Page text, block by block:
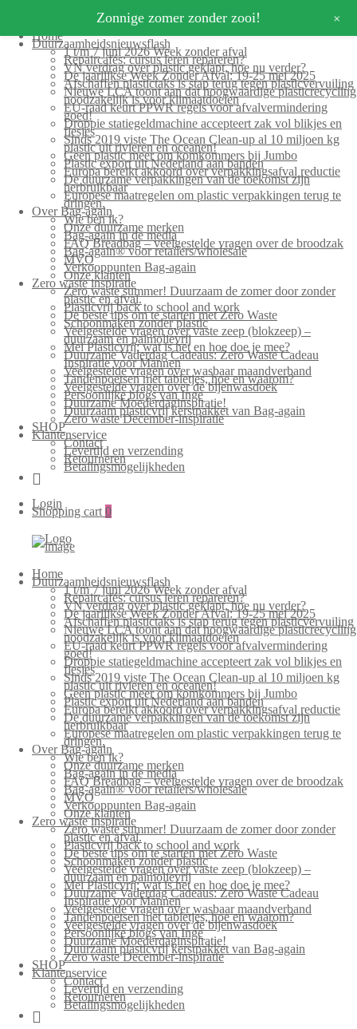
Home
Duurzaamheidsnieuwsflash
1 t/m 7 juni 2026 Week zonder afval
Repaircafés: cursus leren repareren?
VN verdrag over plastic geklapt, hoe nu verder?
De jaarlijkse Week Zonder Afval: 19-25 mei 2025
Afschaffen plastictaks is stap terug tegen plasticvervuiling
Nieuwe LCA toont aan dat hoogwaardige plasticrecycling
noodzakelijk is voor klimaatdoelen
EU-raad keurt PPWR regels voor afvalvermindering
goed!
Droppie statiegeldmachine accepteert zak vol blikjes en
flesjes
Sinds 2019 viste The Ocean Clean-up al 10 miljoen kg
plastic uit rivieren en oceanen!
Geen plastic meer om komkommers bij Jumbo
Plastic export uit Nederland aan banden
Europa bereikt akkoord over verpakkingsafval reductie
De duurzame verpakkingen van de toekomst zijn
herbruikbaar
Europese maatregelen om plastic verpakkingen terug te
dringen.
Over Bag-again
Wie ben ik?
Onze duurzame merken
Bag-again in de media
FAQ Breadbag – veelgestelde vragen over de broodzak
Bag-again® voor retailers/wholesale
MVO
Verkooppunten Bag-again
Onze klanten
Zero waste inspiratie
Zero waste summer! Duurzaam de zomer door zonder
plastic en afval.
Plasticvrij back to school and work
De beste tips om te starten met Zero Waste
Schoonmaken zonder plastic
Veelgestelde vragen over vaste zeep (blokzeep) –
duurzaam en palmolievrij
Mei Plasticvrij: wat is het en hoe doe je mee?
Duurzame Vaderdag Cadeaus: Zero Waste Cadeau
Inspiratie voor Mannen
Veelgestelde vragen over wasbaar maandverband
Tandenpoetsen met tabletjes, hoe en waarom?
Veelgestelde vragen over de bijenwasdoek
Persoonlijke blogs van Inge
Duurzame Moederdaginspiratie!
Duurzaam plasticvrij kerstpakket van Bag-again
Zero waste December-inspiratie
SHOP
Klantenservice
Contact
Levertijd en verzending
Retourneren
Betalingsmogelijkheden
Login
Shopping cart 0
Home
Duurzaamheidsnieuwsflash
1 t/m 7 juni 2026 Week zonder afval
Repaircafés: cursus leren repareren?
VN verdrag over plastic geklapt, hoe nu verder?
De jaarlijkse Week Zonder Afval: 19-25 mei 2025
Afschaffen plastictaks is stap terug tegen plasticvervuiling
Nieuwe LCA toont aan dat hoogwaardige plasticrecycling
noodzakelijk is voor klimaatdoelen
EU-raad keurt PPWR regels voor afvalvermindering
goed!
Droppie statiegeldmachine accepteert zak vol blikjes en
flesjes
Sinds 2019 viste The Ocean Clean-up al 10 miljoen kg
plastic uit rivieren en oceanen!
Geen plastic meer om komkommers bij Jumbo
Plastic export uit Nederland aan banden
Europa bereikt akkoord over verpakkingsafval reductie
De duurzame verpakkingen van de toekomst zijn
herbruikbaar
Europese maatregelen om plastic verpakkingen terug te
dringen.
Over Bag-again
Wie ben ik?
Onze duurzame merken
Bag-again in de media
FAQ Breadbag – veelgestelde vragen over de broodzak
Bag-again® voor retailers/wholesale
MVO
Verkooppunten Bag-again
Onze klanten
Zero waste inspiratie
Zero waste summer! Duurzaam de zomer door zonder
plastic en afval.
Plasticvrij back to school and work
De beste tips om te starten met Zero Waste
Schoonmaken zonder plastic
Veelgestelde vragen over vaste zeep (blokzeep) –
duurzaam en palmolievrij
Mei Plasticvrij: wat is het en hoe doe je mee?
Duurzame Vaderdag Cadeaus: Zero Waste Cadeau
Inspiratie voor Mannen
Veelgestelde vragen over wasbaar maandverband
Tandenpoetsen met tabletjes, hoe en waarom?
Veelgestelde vragen over de bijenwasdoek
Persoonlijke blogs van Inge
Duurzame Moederdaginspiratie!
Duurzaam plasticvrij kerstpakket van Bag-again
Zero waste December-inspiratie
SHOP
Klantenservice
Contact
Levertijd en verzending
Retourneren
Betalingsmogelijkheden
Zonnige zomer zonder zooi! +